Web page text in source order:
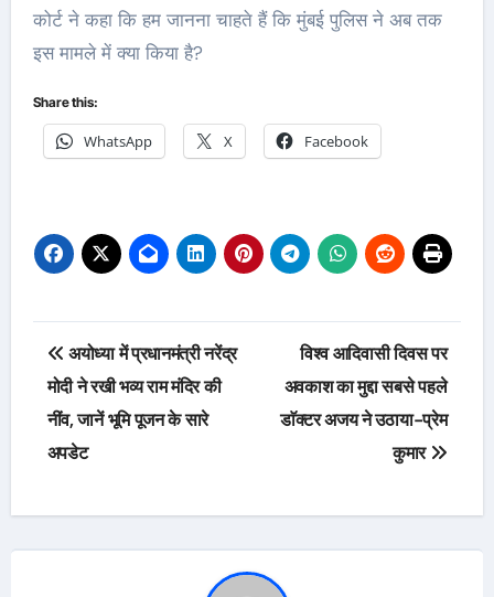
कोर्ट ने कहा कि हम जानना चाहते हैं कि मुंबई पुलिस ने अब तक
इस मामले में क्या किया है?
Share this:
WhatsApp X Facebook
Post
navigation
अयोध्या में प्रधानमंत्री नरेंद्र
मोदी ने रखी भव्य राम मंदिर की
नींव, जानें भूमि पूजन के सारे
अपडेट
विश्व आदिवासी दिवस पर
अवकाश का मुद्दा सबसे पहले
डाॅक्टर अजय ने उठाया-प्रेम
कुमार